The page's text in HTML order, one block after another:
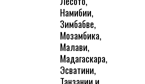
Намибии,
Зимбабве,
Мозамбика,
Малави,
Мадагаскара,
Эсватини,
Танзании и